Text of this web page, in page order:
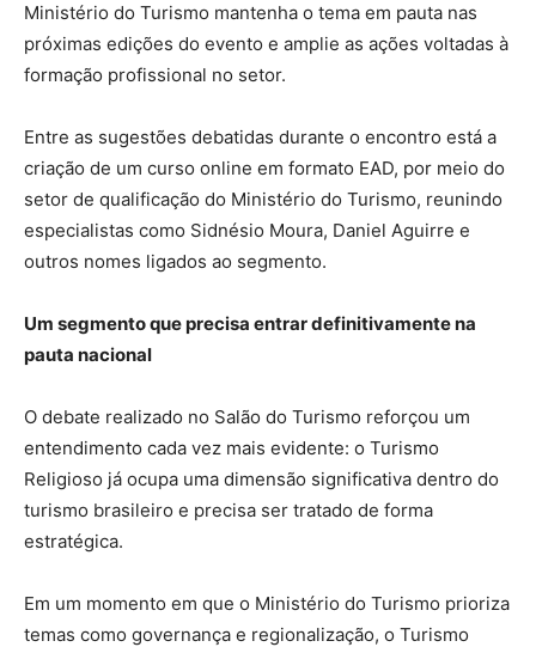
Ministério do Turismo mantenha o tema em pauta nas
próximas edições do evento e amplie as ações voltadas à
formação profissional no setor.
Entre as sugestões debatidas durante o encontro está a
criação de um curso online em formato EAD, por meio do
setor de qualificação do Ministério do Turismo, reunindo
especialistas como Sidnésio Moura, Daniel Aguirre e
outros nomes ligados ao segmento.
Um segmento que precisa entrar definitivamente na
pauta nacional
O debate realizado no Salão do Turismo reforçou um
entendimento cada vez mais evidente: o Turismo
Religioso já ocupa uma dimensão significativa dentro do
turismo brasileiro e precisa ser tratado de forma
estratégica.
Em um momento em que o Ministério do Turismo prioriza
temas como governança e regionalização, o Turismo